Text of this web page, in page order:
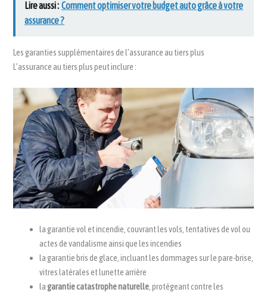
Lire aussi : Comment optimiser votre budget auto grâce à votre
assurance ?
Les garanties supplémentaires de l’assurance au tiers plus
L’assurance au tiers plus peut inclure :
la garantie vol et incendie, couvrant les vols, tentatives de vol ou
actes de vandalisme ainsi que les incendies
la garantie bris de glace, incluant les dommages sur le pare-brise,
vitres latérales et lunette arrière
lagarantie catastrophe naturelle , protégeant contre les